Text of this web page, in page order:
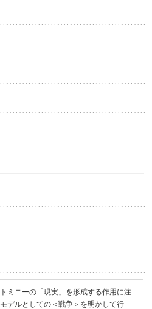
ミニーの「現実」を形成する作用に注
デルとしての＜戦争＞を明かして行